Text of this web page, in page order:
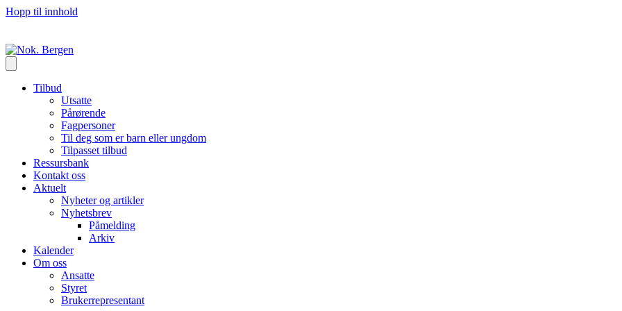
Hopp til innhold
Tilbud
Utsatte
Pårørende
Fagpersoner
Til deg som er barn eller ungdom
Tilpasset tilbud
Ressursbank
Kontakt oss
Aktuelt
Nyheter og artikler
Nyhetsbrev
Påmelding
Arkiv
Kalender
Om oss
Ansatte
Styret
Brukerrepresentant